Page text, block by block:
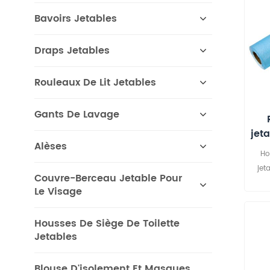
Bavoirs Jetables
Draps Jetables
Rouleaux De Lit Jetables
Gants De Lavage
Alèses
Couvre-Berceau Jetable Pour
Le Visage
Housses De Siège De Toilette
Jetables